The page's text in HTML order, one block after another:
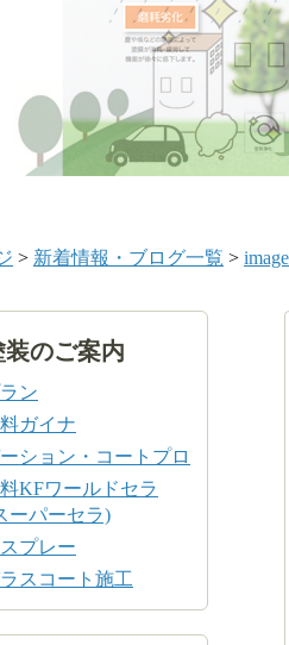
> 新着情報・ブログ一覧 > image
装のご案内
ン
ガイナ
ション・コートプロ
KFワールドセラ
ーパーセラ)
プレー
スコート施工